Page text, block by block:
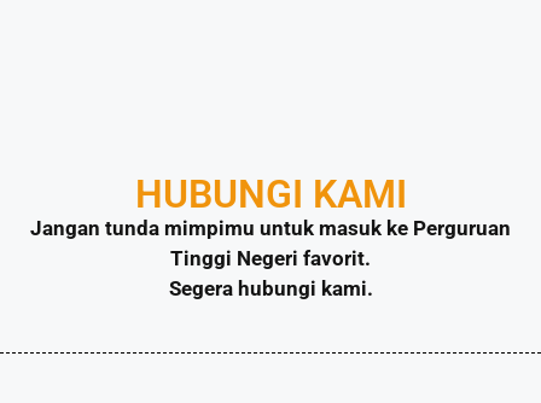
HUBUNGI KAMI
Jangan tunda mimpimu untuk masuk ke Perguruan
Tinggi Negeri favorit.
Segera hubungi kami.